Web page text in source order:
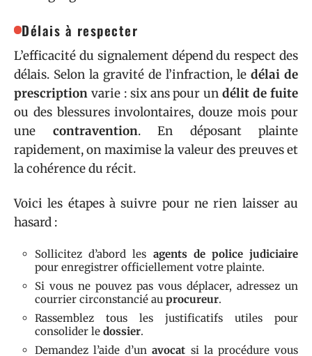
Délais à respecter
L’efficacité du signalement dépend du respect des
délais. Selon la gravité de l’infraction, le délai de
prescription varie : six ans pour undélit de fuite
ou des blessures involontaires, douze mois pour
une contravention. En déposant plainte
rapidement, on maximise la valeur des preuves et
la cohérence du récit.
Voici les étapes à suivre pour ne rien laisser au
hasard :
Sollicitez d’abord les agents de police judiciaire
pour enregistrer officiellement votre plainte.
Si vous ne pouvez pas vous déplacer, adressez un
courrier circonstancié au procureur.
Rassemblez tous les justificatifs utiles pour
consolider le dossier.
Demandez l’aide d’unavocat si la procédure vous